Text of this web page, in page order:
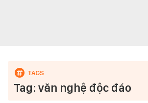
Tag: văn nghệ độc đáo